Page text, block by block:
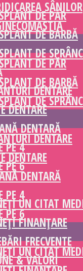
DE PĂR
DE BARBĂ
DE
DENTARE
DENTARE
DENTARĂ
PE 4
PE 6
UN CITAT
FINANȚARE
FRECVENTE
& VALORI
SÂNILOR
DE PĂR
DE BARBĂ
DE
DENTARE
DENTARE
DENTARĂ
PE 4
PE 6
UN CITAT